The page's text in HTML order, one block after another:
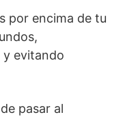
por encima de tu
evitando
pasar al